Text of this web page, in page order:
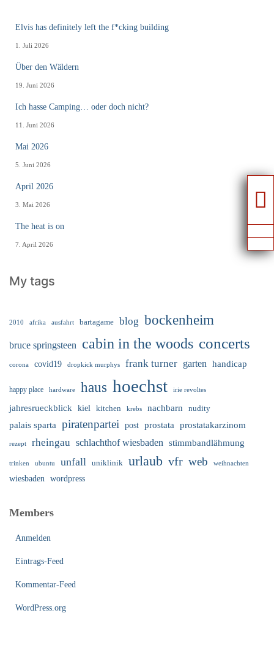
Elvis has definitely left the f*cking building
1. Juli 2026
Über den Wäldern
19. Juni 2026
Ich hasse Camping… oder doch nicht?
11. Juni 2026
Mai 2026
5. Juni 2026
April 2026
3. Mai 2026
The heat is on
7. April 2026
My tags
2010 afrika ausfahrt bartagame blog bockenheim
bruce springsteen cabin in the woods concerts
corona covid19 dropkick murphys frank turner garten handicap
happy place hardware haus hoechst irie revoltes
jahresrueckblick kiel kitchen krebs nachbarn nudity
palais sparta piratenpartei post prostata prostatakarzinom
rezept rheingau schlachthof wiesbaden stimmbandlähmung
trinken ubuntu unfall uniklinik urlaub vfr web weihnachten
wiesbaden wordpress
Members
Anmelden
Eintrags-Feed
Kommentar-Feed
WordPress.org